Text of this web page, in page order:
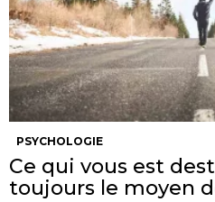
PSYCHOLOGIE
Ce qui vous est
toujours le moyen